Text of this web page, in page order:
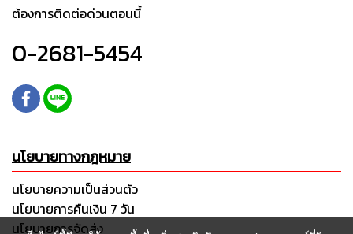
ต้องการติดต่อด่วนตอนนี้
0-2681-5454
นโยบายทางกฎหมาย
นโยบายความเป็นส่วนตัว
นโยบายการคืนเงิน 7 วัน
นโยบายการจัดส่ง